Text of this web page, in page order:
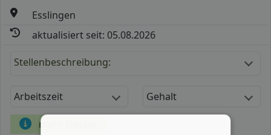
Esslingen
aktualisiert seit: 05.08.2026
Stellenbeschreibung:
Arbeitszeit Gehalt
mehr Details